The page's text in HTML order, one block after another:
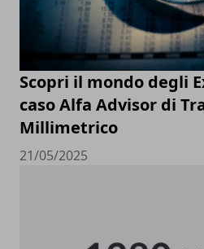
Scopri il mondo degli
caso Alfa Advisor di
Millimetrico
21/05/2025